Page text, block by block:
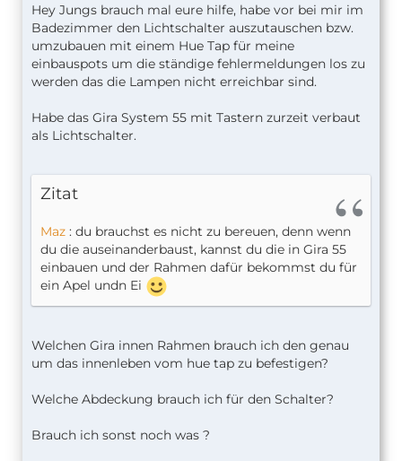
Hey Jungs brauch mal eure hilfe, habe vor bei mir im
Badezimmer den Lichtschalter auszutauschen bzw.
umzubauen mit einem Hue Tap für meine
einbauspots um die ständige fehlermeldungen los zu
werden das die Lampen nicht erreichbar sind.
Habe das Gira System 55 mit Tastern zurzeit verbaut
als Lichtschalter.
Zitat
Maz : du brauchst es nicht zu bereuen, denn wenn
du die auseinanderbaust, kannst du die in Gira 55
einbauen und der Rahmen dafür bekommst du für
ein Apel undn Ei
Welchen Gira innen Rahmen brauch ich den genau
um das innenleben vom hue tap zu befestigen?
Welche Abdeckung brauch ich für den Schalter?
Brauch ich sonst noch was ?